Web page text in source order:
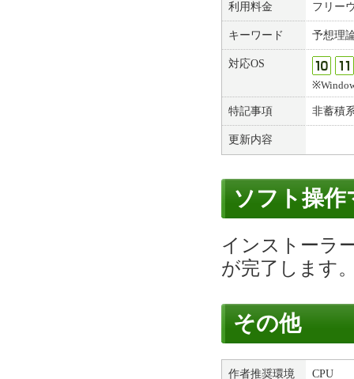
利用料金 フリー
キーワード 予想理
対応OS
特記事項 非蓄積
更新内容
ソフト操
インストーラ
が完了します
その他
作者推奨環境 CPU